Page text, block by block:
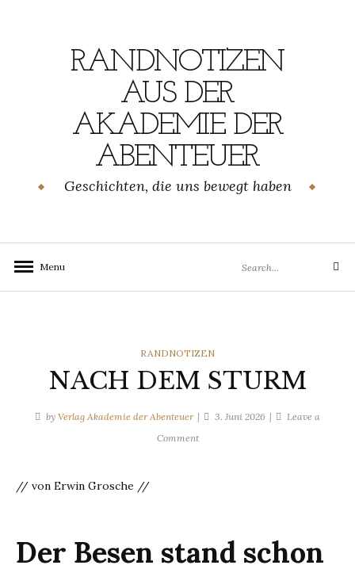
RANDNOTIZEN
AUS DER
AKADEMIE DER
ABENTEUER
Geschichten, die uns bewegt haben
Menu
for:
Search
CATEGORIES
RANDNOTIZEN
NACH DEM STURM
by Verlag Akademie der Abenteuer 3. Juni 2026
Leave a
Commenton
// von Erwin Grosche //
Der Besen stand schon